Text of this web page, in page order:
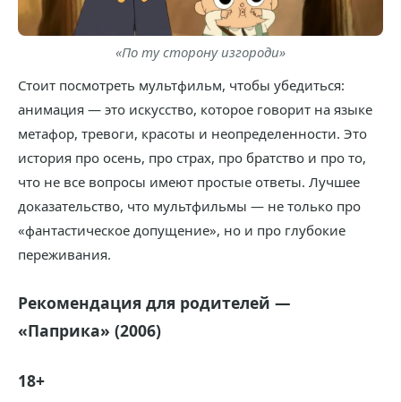
«По ту сторону изгороди»
Стоит посмотреть мультфильм, чтобы убедиться:
анимация — это искусство, которое говорит на языке
метафор, тревоги, красоты и неопределенности. Это
история про осень, про страх, про братство и про то,
что не все вопросы имеют простые ответы. Лучшее
доказательство, что мультфильмы — не только про
«фантастическое допущение», но и про глубокие
переживания.
Рекомендация для родителей —
«Паприка» (2006)
18+